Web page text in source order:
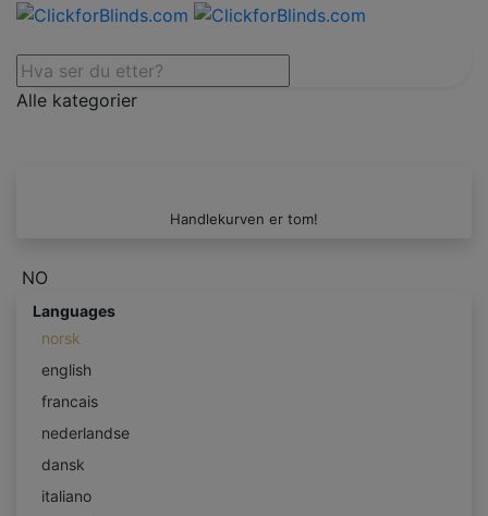
Alle kategorier
Handlekurven er tom!
NO
Languages
norsk
english
francais
nederlandse
dansk
italiano